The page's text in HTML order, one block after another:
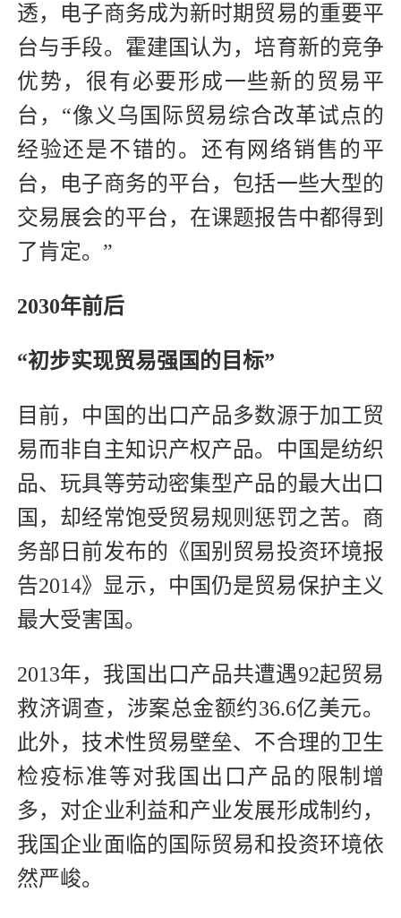
透，电子商务成为新时期贸易的重要平
台与手段。霍建国认为，培育新的竞争
优势，很有必要形成一些新的贸易平
台，“像义乌国际贸易综合改革试点的
经验还是不错的。还有网络销售的平
台，电子商务的平台，包括一些大型的
交易展会的平台，在课题报告中都得到
了肯定。”
2030年前后
“初步实现贸易强国的目标”
目前，中国的出口产品多数源于加工贸
易而非自主知识产权产品。中国是纺织
品、玩具等劳动密集型产品的最大出口
国，却经常饱受贸易规则惩罚之苦。商
务部日前发布的《国别贸易投资环境报
告2014》显示，中国仍是贸易保护主义
最大受害国。
2013年，我国出口产品共遭遇92起贸易
救济调查，涉案总金额约36.6亿美元。
此外，技术性贸易壁垒、不合理的卫生
检疫标准等对我国出口产品的限制增
多，对企业利益和产业发展形成制约，
我国企业面临的国际贸易和投资环境依
然严峻。